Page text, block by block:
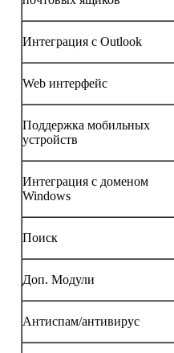
Интеграция с Outlook
Web интерфейс
Поддержка мобильных
устройств
Интеграция с доменом
Windows
Поиск
Доп. Модули
Антиспам/антивирус